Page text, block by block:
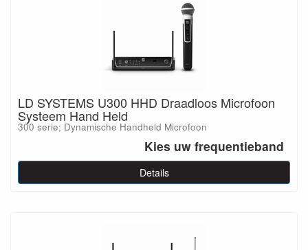
LD SYSTEMS U300 HHD Draadloos Microfoon
Systeem Hand Held
300 serie; Dynamische Handheld Microfoon
Kies uw frequentieband
Details